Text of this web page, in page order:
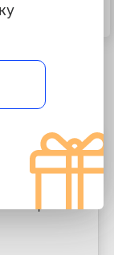
1/4, 150 мм
Отправка